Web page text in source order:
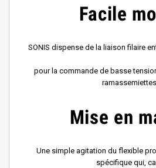
Facile
SONIS dispense de la liaison filaire
pour la commande de basse
Mise en
Une simple agitation du flexible
spécifique qui,